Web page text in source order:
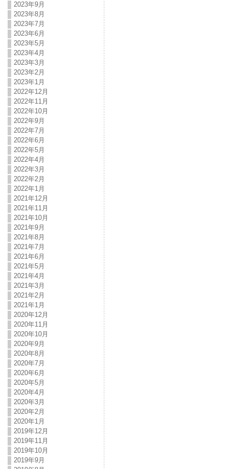
2023年9月
2023年8月
2023年7月
2023年6月
2023年5月
2023年4月
2023年3月
2023年2月
2023年1月
2022年12月
2022年11月
2022年10月
2022年9月
2022年7月
2022年6月
2022年5月
2022年4月
2022年3月
2022年2月
2022年1月
2021年12月
2021年11月
2021年10月
2021年9月
2021年8月
2021年7月
2021年6月
2021年5月
2021年4月
2021年3月
2021年2月
2021年1月
2020年12月
2020年11月
2020年10月
2020年9月
2020年8月
2020年7月
2020年6月
2020年5月
2020年4月
2020年3月
2020年2月
2020年1月
2019年12月
2019年11月
2019年10月
2019年9月